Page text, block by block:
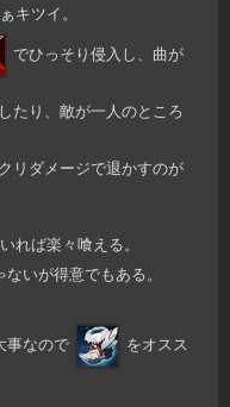
キツイ。
でひっそり侵入し、曲が
たり、敵が一人のところ
リダメージで退かすのが
れば楽々喰える。
いが得意でもある。
事なので をオスス